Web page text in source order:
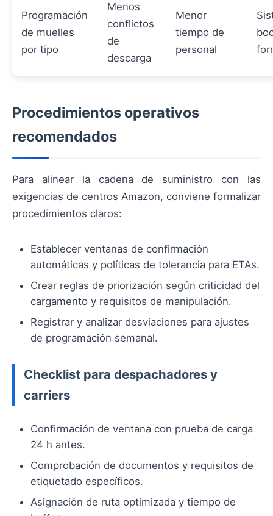
Programación
de muelles
por tipo
Menos
conflictos
de
descarga
Menor
tiempo de
personal
Procedimientos operativos
recomendados
Para alinear la cadena de suministro con las
exigencias de centros Amazon, conviene formalizar
procedimientos claros:
Establecer ventanas de confirmación
automáticas y políticas de tolerancia para ETAs.
Crear reglas de priorización según criticidad del
cargamento y requisitos de manipulación.
Registrar y analizar desviaciones para ajustes
de programación semanal.
Checklist para despachadores y
carriers
Confirmación de ventana con prueba de carga
24 h antes.
Comprobación de documentos y requisitos de
etiquetado específicos.
Asignación de ruta optimizada y tiempo de